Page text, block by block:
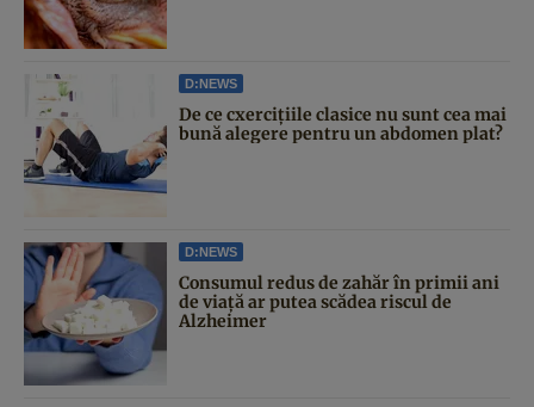
D:NEWS
De ce cxercițiile clasice nu sunt cea mai
bună alegere pentru un abdomen plat?
D:NEWS
Consumul redus de zahăr în primii ani
de viață ar putea scădea riscul de
Alzheimer